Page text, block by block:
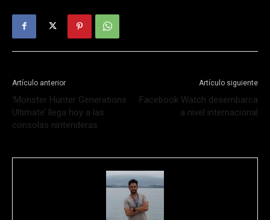
Artículo anterior
‘Monster Hunter Generations
Ultimate’ llega hoy a las
consolas nintenderas
Artículo siguiente
Facebook Watch desembarca
a nivel internacional